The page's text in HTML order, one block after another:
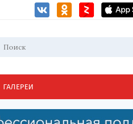
ГАЛЕРЕИ